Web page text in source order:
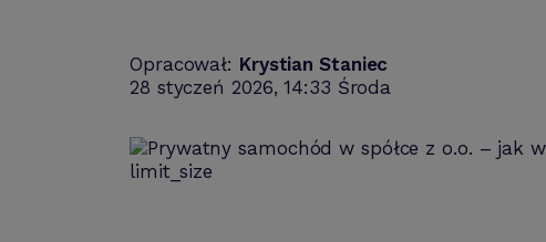
Opracował: Krystian Staniec
28 styczeń 2026, 14:33 Środa